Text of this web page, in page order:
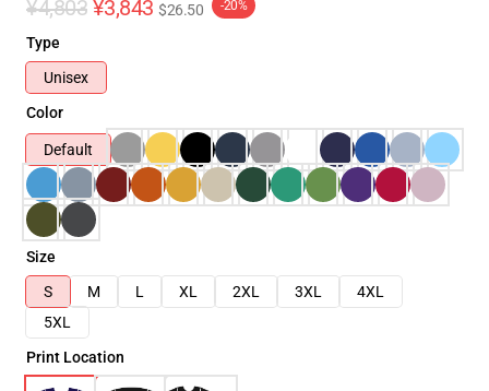
¥4,803 ¥3,843 $26.50 -20%
Type
Unisex
Color
Default
Size
S
M L XL 2XL 3XL
4XL
5XL
Print Location